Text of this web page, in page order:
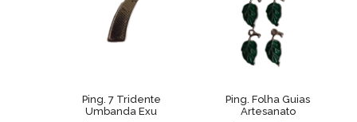
Ping. 7 Tridente
Umbanda Exu
Ping. Folha Guias
Artesanato